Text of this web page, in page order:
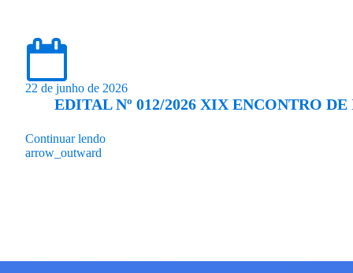
22 de junho de 2026
EDITAL Nº 012/2026 XIX ENCONTRO
Continuar lendo
arrow_outward